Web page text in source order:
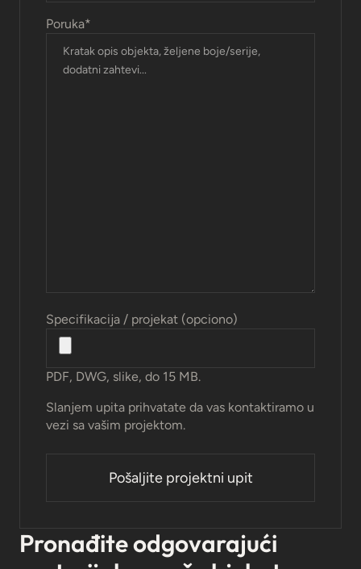
Pronađite odgovarajući
Poruka*
Specifikacija / projekat (opciono)
PDF, DWG, slike, do 15 MB.
Slanjem upita prihvatate da vas kontaktiramo u
vezi sa vašim projektom.